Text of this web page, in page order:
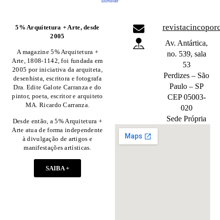
5% Arquitetura + Arte, desde
2005
A magazine 5% Arquitetura +
Arte, 1808-1142, foi fundada em
2005 por iniciativa da arquiteta,
desenhista, escritora e fotografa
Dra. Edite Galote Carranza e do
pintor, poeta, escritor e arquiteto
MA. Ricardo Carranza.
Desde então, a 5% Arquitetura +
Arte atua de forma independente
à divulgação de artigos e
manifestações artísticas.
SAIBA +
Av. Antártica,
no. 539, sala
53
Perdizes – São
Paulo – SP
CEP 05003-
020
Sede Própria